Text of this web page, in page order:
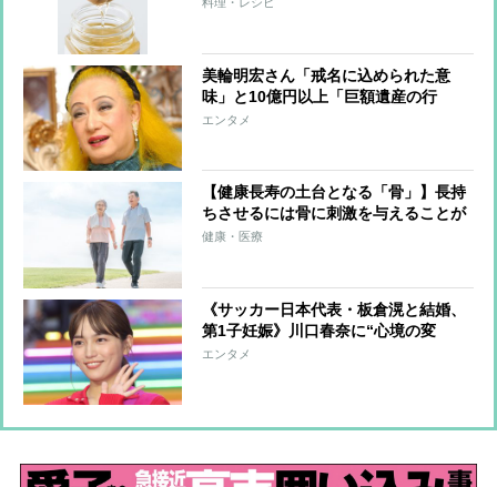
美輪明宏さん「戒名に込められた意
味」と10億円以上「巨額遺産の行
方」 つきっきりで私生活をサポート
エンタメ
【健康長寿の土台となる「骨」】長持
ちさせるには骨に刺激を与えることが
重要「その場飛びのジャンプ」や「15
健康・医療
《サッカー日本代表・板倉滉と結婚、
第1子妊娠》川口春奈に“心境の変
化”をもたらした主演映画『ママせ
エンタメ